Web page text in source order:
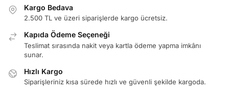
Kargo Bedava
2.500 TL ve üzeri siparişlerde kargo ücretsiz.
Kapıda Ödeme Seçeneği
Teslimat sırasında nakit veya kartla ödeme yapma imkânı
sunar.
Hızlı Kargo
Siparişleriniz kısa sürede hızlı ve güvenli şekilde kargoda.